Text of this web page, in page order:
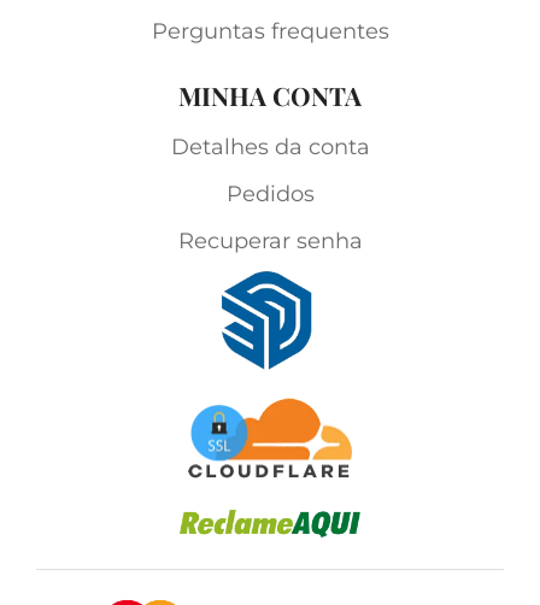
Perguntas frequentes
MINHA CONTA
Detalhes da conta
Pedidos
Recuperar senha